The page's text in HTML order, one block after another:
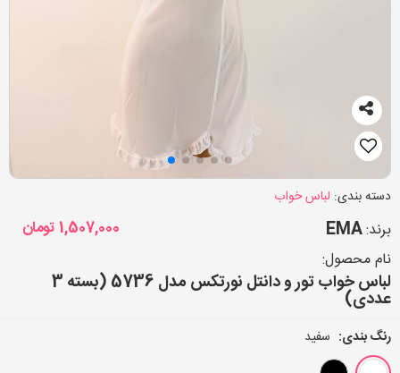
دسته بندی: لباس خواب
برند:EMA
1,507,000تومان
نام محصول:
لباس خواب تور و دانتل نورتکس مدل 5736 (بسته 3
عددی)
رنگ بندی: سفید